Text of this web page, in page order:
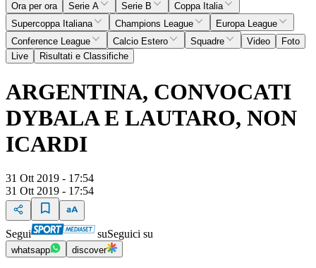
Ora per ora Serie A Serie B
Coppa Italia
Supercoppa Italiana
Champions League
Europa League
Conference League
Calcio Estero Squadre Video
Foto
Live
Risultati e Classifiche
ARGENTINA, CONVOCATI
DYBALA E LAUTARO, NON
ICARDI
31 Ott 2019 - 17:54
31 Ott 2019 - 17:54
Segui suSeguici su
whatsapp discover